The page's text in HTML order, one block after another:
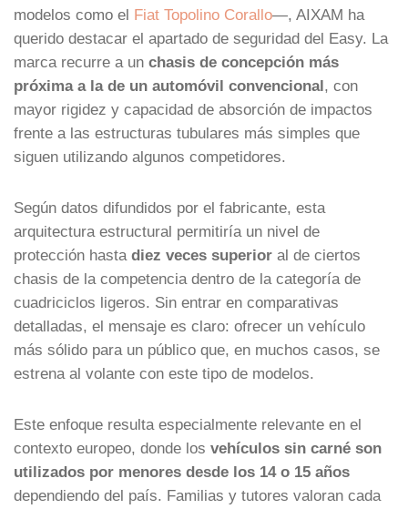
modelos como el Fiat Topolino Corallo—, AIXAM ha
querido destacar el apartado de seguridad del Easy. La
marca recurre a un chasis de concepción más
próxima a la de un automóvil convencional, con
mayor rigidez y capacidad de absorción de impactos
frente a las estructuras tubulares más simples que
siguen utilizando algunos competidores.
Según datos difundidos por el fabricante, esta
arquitectura estructural permitiría un nivel de
protección hasta diez veces superior al de ciertos
chasis de la competencia dentro de la categoría de
cuadriciclos ligeros. Sin entrar en comparativas
detalladas, el mensaje es claro: ofrecer un vehículo
más sólido para un público que, en muchos casos, se
estrena al volante con este tipo de modelos.
Este enfoque resulta especialmente relevante en el
contexto europeo, donde los vehículos sin carné son
utilizados por menores desde los 14 o 15 años
dependiendo del país. Familias y tutores valoran cada